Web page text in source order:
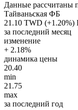
Данные рассчитаны
Тайваньская ФБ
21.10 TWD (+1.20%)
за последний месяц
изменение
+ 2.18%
динамика цены
20.40
min
21.75
max
за последний год